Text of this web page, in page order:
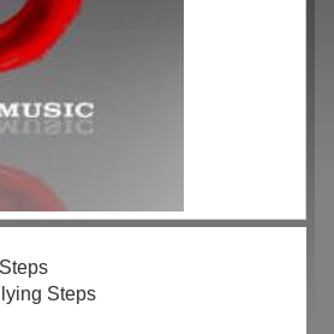
Steps